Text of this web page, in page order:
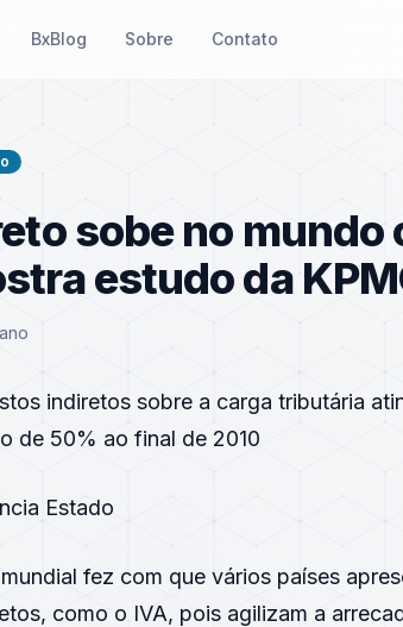
BxBlog Sobre Contato
sobe no mundo
estudo da
indiretos sobre a carga tributária
de 50% ao final de 2010
Estado
fez com que vários países
como o IVA, pois agilizam a